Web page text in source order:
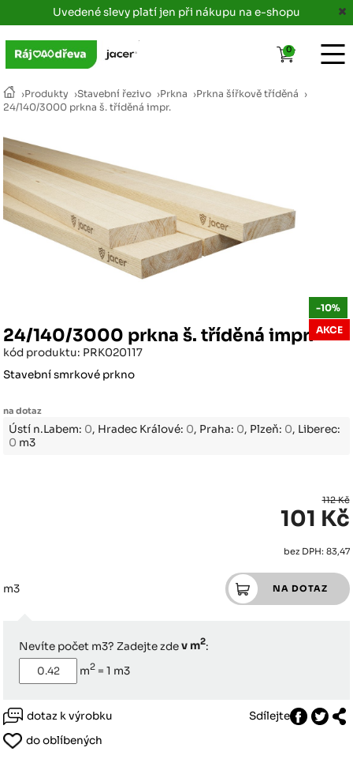
Uvedené slevy platí jen při nákupu na e-shopu
›Produkty ›Stavební řezivo ›Prkna ›Prkna šířkově tříděná ›
24/140/3000 prkna š. tříděná impr.
24/140/3000 prkna š. tříděná impr.
kód produktu: PRK020117
Stavební smrkové prkno
na dotaz
Ústí n.Labem: 0, Hradec Králové: 0, Praha: 0, Plzeň: 0, Liberec:
0 m3
-10%
AKCE
112 Kč
101 Kč
bez DPH: 83,47
m3
Nevíte počet m3? Zadejte zdev m2:
m2 =1 m3
dotaz k výrobku
Sdílejte
do oblíbených
0